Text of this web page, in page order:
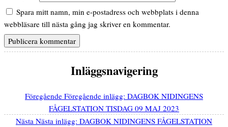
Spara mitt namn, min e-postadress och webbplats i denna
webbläsare till nästa gång jag skriver en kommentar.
Inläggsnavigering
Föregående Föregående inlägg: DAGBOK NIDINGENS
FÅGELSTATION TISDAG 09 MAJ 2023
Nästa Nästa inlägg: DAGBOK NIDINGENS FÅGELSTATION